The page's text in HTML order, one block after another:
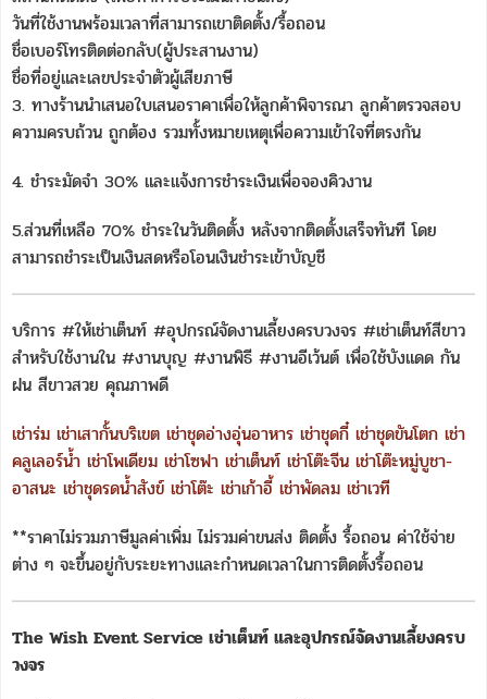
วันที่ใช้งานพร้อมเวลาที่สามารถเขาติดตั้ง/รื้อถอน
ชื่อเบอร์โทรติดต่อกลับ(ผู้ประสานงาน)
ชื่อที่อยู่และเลขประจำตัวผู้เสียภาษี
3. ทางร้านนำเสนอใบเสนอราคาเพื่อให้ลูกค้าพิจารณา ลูกค้าตรวจสอบ
ความครบถ้วน ถูกต้อง รวมทั้งหมายเหตุเพื่อความเข้าใจที่ตรงกัน
4. ชำระมัดจำ 30% และแจ้งการชำระเงินเพื่อจองคิวงาน
5.ส่วนที่เหลือ 70% ชำระในวันติดตั้ง หลังจากติดตั้งเสร็จทันที โดย
สามารถชำระเป็นเงินสดหรือโอนเงินชำระเข้าบัญชี
บริการ #ให้เช่าเต็นท์ #อุปกรณ์จัดงานเลี้ยงครบวงจร #เช่าเต็นท์สีขาว
สำหรับใช้งานใน #งานบุญ #งานพิธี #งานอีเว้นต์ เพื่อใช้บังแดด กัน
ฝน สีขาวสวย คุณภาพดี
เช่าร่ม เช่าเสากั้นบริเขต เช่าชุดอ่างอุ่นอาหาร เช่าชุดกี๋ เช่าชุดขันโตก เช่า
คลูเลอร์น้ำ เช่าโพเดียม เช่าโซฟา เช่าเต็นท์ เช่าโต๊ะจีน เช่าโต๊ะหมู่บูชา-
อาสนะ เช่าชุดรดน้ำสังข์ เช่าโต๊ะ เช่าเก้าอี้ เช่าพัดลม เช่าเวที
**ราคาไม่รวมภาษีมูลค่าเพิ่ม ไม่รวมค่าขนส่ง ติดตั้ง รื้อถอน ค่าใช้จ่าย
ต่าง ๆ จะขึ้นอยู่กับระยะทางและกำหนดเวลาในการติดตั้งรื้อถอน
The Wish Event Service เช่าเต็นท์ และอุปกรณ์จัดงานเลี้ยงครบ
วงจร